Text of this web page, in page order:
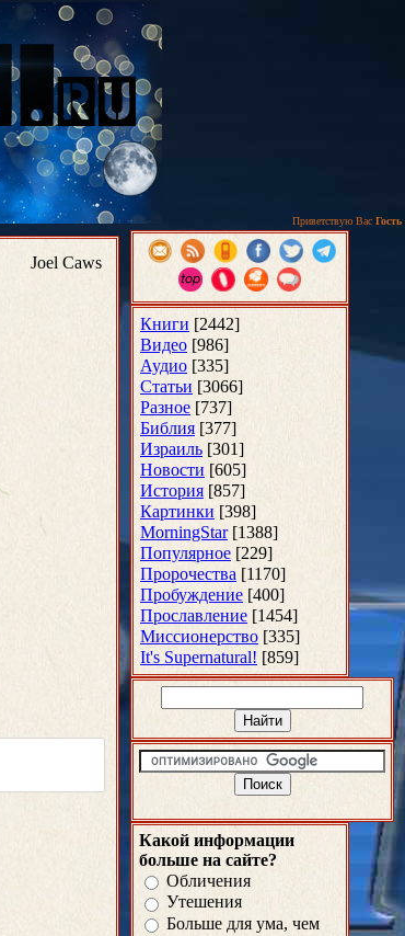
Приветствую Вас Гость
Joel Caws
Книги [2442]
Видео [986]
Аудио [335]
Статьи [3066]
Разное [737]
Библия [377]
Израиль [301]
Новости [605]
История [857]
Картинки [398]
MorningStar [1388]
Популярное [229]
Пророчества [1170]
Пробуждение [400]
Прославление [1454]
Миссионерство [335]
It's Supernatural! [859]
Какой информации
больше на сайте?
Обличения
Утешения
Больше для ума, чем